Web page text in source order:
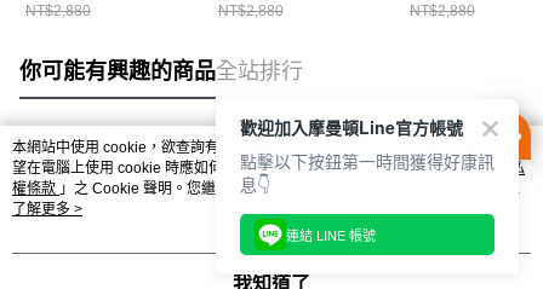
NT$2,880 NT$2,880 NT$2,880
你可能有興趣的商品全站排行
熱門標籤
本網站中使用 cookie，欲查詢有關本網站使用 cookie 方式之詳情，及若您不希
望在電腦上使用 cookie 時應如何變更電腦的 cookie 設定，請參閱本網站「
隱私
權條款 」之 Cookie 聲明。您繼續使用本網站即表示您同意本公司得按本網站使
用條款之 Cookie 聲明使用 cookie。
了解更多 >
我知道了
歡迎加入摩曼頓Line官方帳號
點擊以下按鈕第一時間獲得好康訊
息👇
連結 LINE 帳號